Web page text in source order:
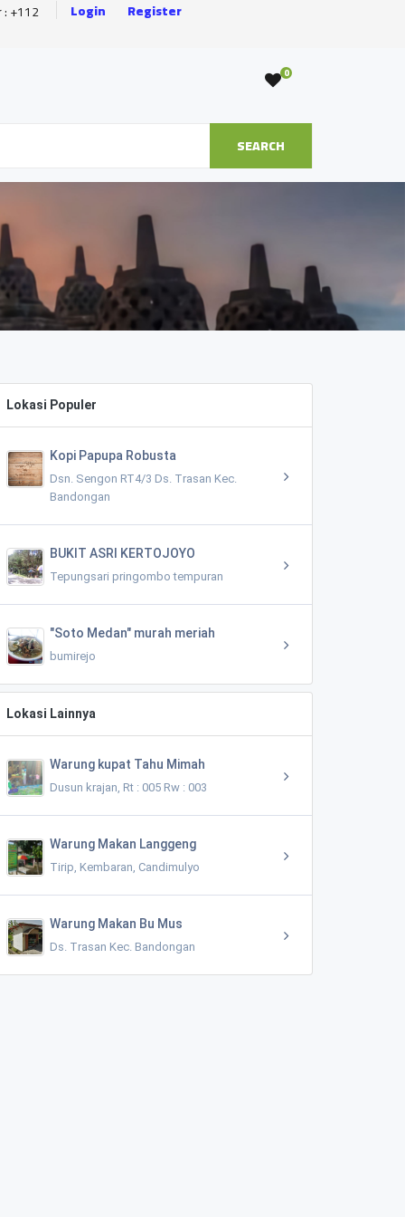
: +112 Login Register
0
SEARCH
Lokasi Populer
Kopi Papupa Robusta
Dsn. Sengon RT4/3 Ds. Trasan Kec.
Bandongan
BUKIT ASRI KERTOJOYO
Tepungsari pringombo tempuran
"Soto Medan" murah meriah
bumirejo
Lokasi Lainnya
Warung kupat Tahu Mimah
Dusun krajan, Rt : 005 Rw : 003
Warung Makan Langgeng
Tirip, Kembaran, Candimulyo
Warung Makan Bu Mus
Ds. Trasan Kec. Bandongan